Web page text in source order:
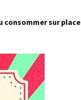
consommer sur place